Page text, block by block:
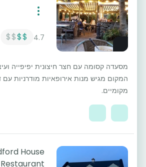
4.7
$$
$$
מסעדה קסומה עם חצר חיצונית יפיפייה
המקום מגיש מנות אירופאיות מודרניות
מקומיים.
House
Restaurant